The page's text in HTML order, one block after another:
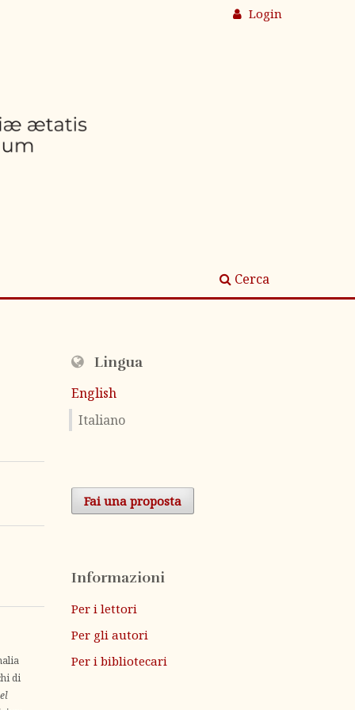
Cerca
Login
di
Lingua
English
Italiano
Fai una proposta
Informazioni
Per i lettori
Per gli autori
Per i bibliotecari